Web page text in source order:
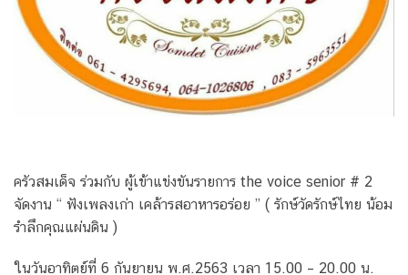
ครัวสมเด็จ ร่วมกับ ผู้เข้าแข่งขันรายการ the voice senior # 2
จัดงาน “ ฟังเพลงเก่า เคล้ารสอาหารอร่อย ” ( รักษ์วัดรักษ์ไทย น้อม
รำลึกคุณแผ่นดิน )
ในวันอาทิตย์ที่ 6 กันยายน พ.ศ.2563 เวลา 15.00 – 20.00 น.